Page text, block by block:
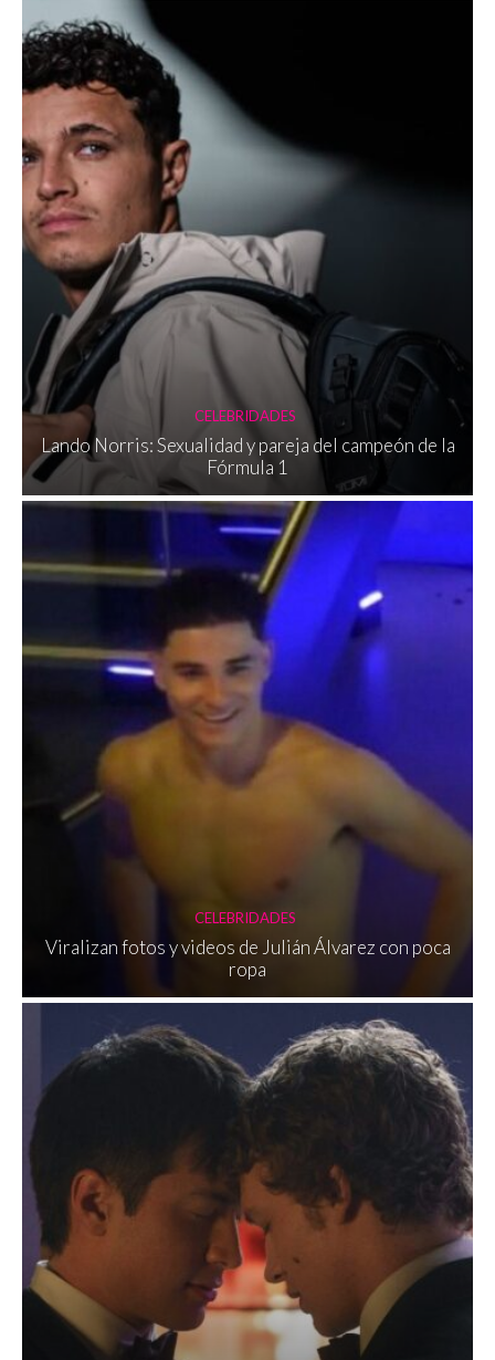
CELEBRIDADES
Lando Norris: Sexualidad y pareja del campeón de la
Fórmula 1
CELEBRIDADES
Viralizan fotos y videos de Julián Álvarez con poca
ropa